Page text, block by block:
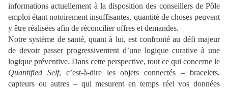
informations actuellement à la disposition des conseillers de Pôle
emploi étant notoirement insuffisantes, quantité de choses peuvent
y être réalisées afin de réconcilier offres et demandes.
Notre système de santé, quant à lui, est confronté au défi majeur
de devoir passer progressivement d’une logique curative à une
logique préventive. Dans cette perspective, tout ce qui concerne le
Quantified Self, c’est-à-dire les objets connectés – bracelets,
capteurs ou autres – qui mesurent en temps réel vos données